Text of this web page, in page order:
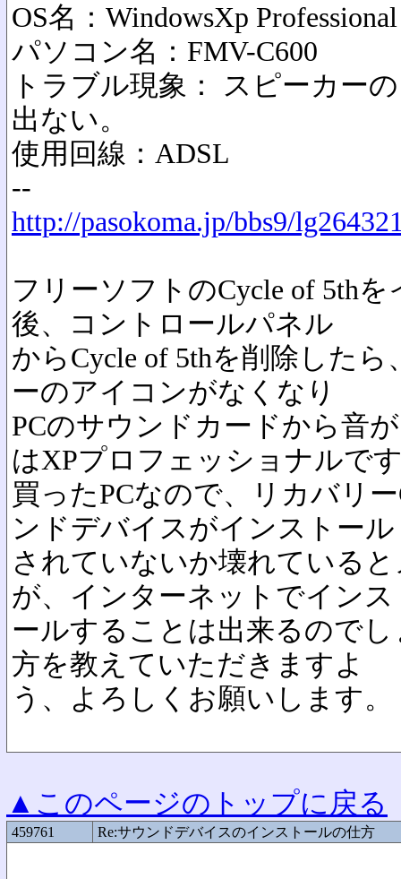
OS名：WindowsXp Professional
パソコン名：FMV-C600
トラブル現象： スピーカー
出ない。
使用回線：ADSL
--
http://pasokoma.jp/bbs9/
フリーソフトのCycle of 5th
後、コントロールパネル
からCycle of 5thを削除した
ーのアイコンがなくなり
PCのサウンドカードから音
はXPプロフェッショナルで
買ったPCなので、リカバリ
ンドデバイスがインストール
されていないか壊れている
が、インターネットでインス
ールすることは出来るので
方を教えていただきますよ
う、よろしくお願いします。
▲このページのトップに戻る
459761 Re:サウンドデバイスのインストールの仕方